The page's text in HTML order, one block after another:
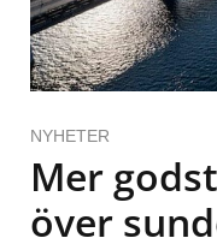
NYHETER
Mer
över